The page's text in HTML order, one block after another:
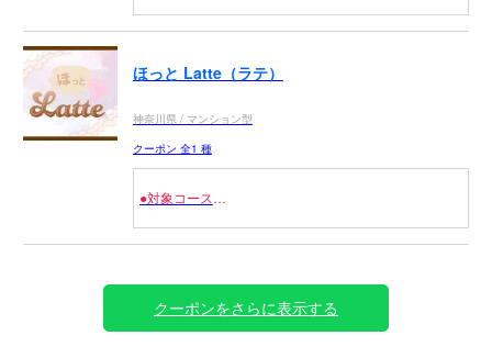
ほっと Latte（ラテ）
神奈川県 / マンション型
クーポン 全1 種
●対象コース
クーポンをさらに表示する